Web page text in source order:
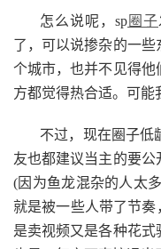
怎么说呢，sp 圈子
了，可以说掺杂的一
个城市，也并不见得他
方都觉得热合适。可能
不过，现在圈子低
友也都建议当主的要
(因为鱼龙混杂的人太
就是被一些人带了节奏
是卖视频又是各种花